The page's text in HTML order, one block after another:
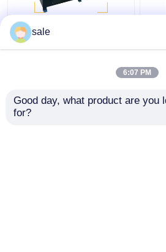
Stalen metalen draad
2m/S Poliermachine
sale
6:07 PM
Good day, what product are you
for?